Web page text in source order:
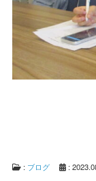
: ブログ :